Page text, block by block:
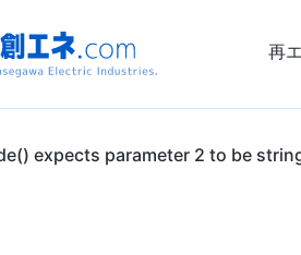
・創エ
再
expects parameter 2 to be